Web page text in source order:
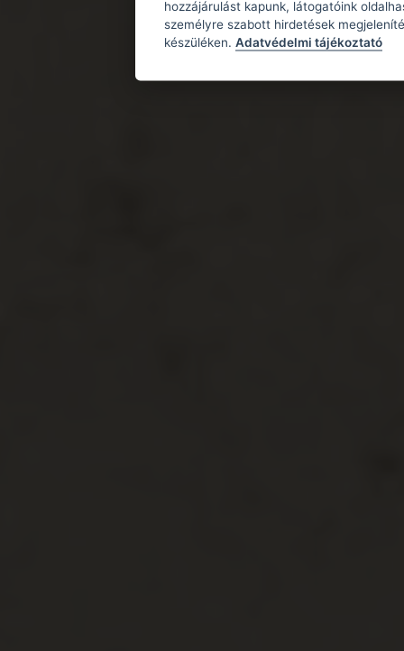
hozzájárulást kapunk, látogatóink
személyre szabott hirdetések
készüléken. Adatvédelmi tájékoztató